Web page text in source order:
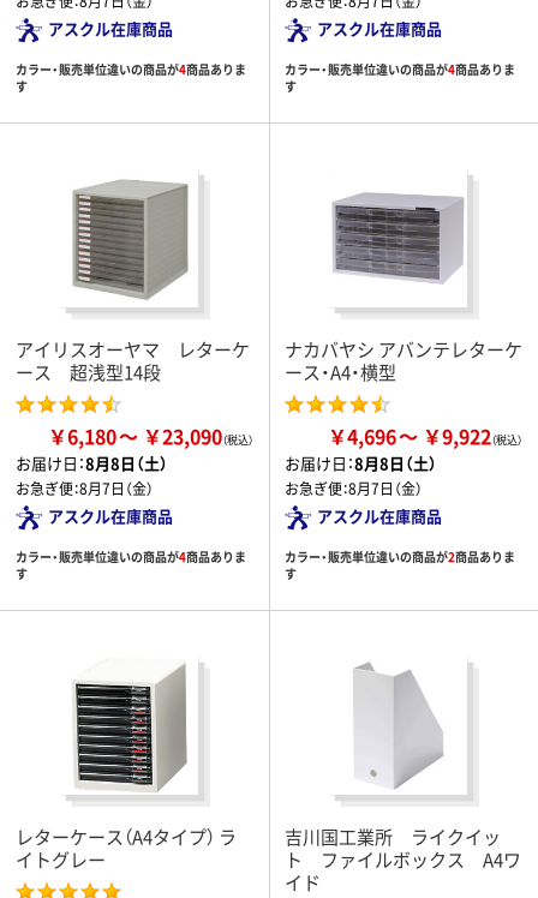
アスクル在庫商品
カラー・販売単位違いの商品が4商品ありま
す
アスクル在庫商品
カラー・販売単位違いの商品が4商品ありま
す
アイリスオーヤマ レターケ
ース 超浅型14段
￥6,180 ￥23,090
お届け日：8月8日（土）
お急ぎ便：8月7日（金）
アスクル在庫商品
カラー・販売単位違いの商品が4商品ありま
す
ナカバヤシ アバンテレターケ
ース・A4・横型
￥4,696 ￥9,922
お届け日：8月8日（土）
お急ぎ便：8月7日（金）
アスクル在庫商品
カラー・販売単位違いの商品が2商品ありま
す
レターケース（A4タイプ） ラ
イトグレー
吉川国工業所 ライクイッ
ト ファイルボックス A4ワ
イド